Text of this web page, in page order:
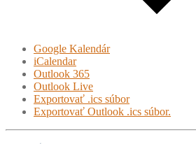
Google Kalendár
iCalendar
Outlook 365
Outlook Live
Exportovať .ics súbor
Exportovať Outlook .ics súbor.